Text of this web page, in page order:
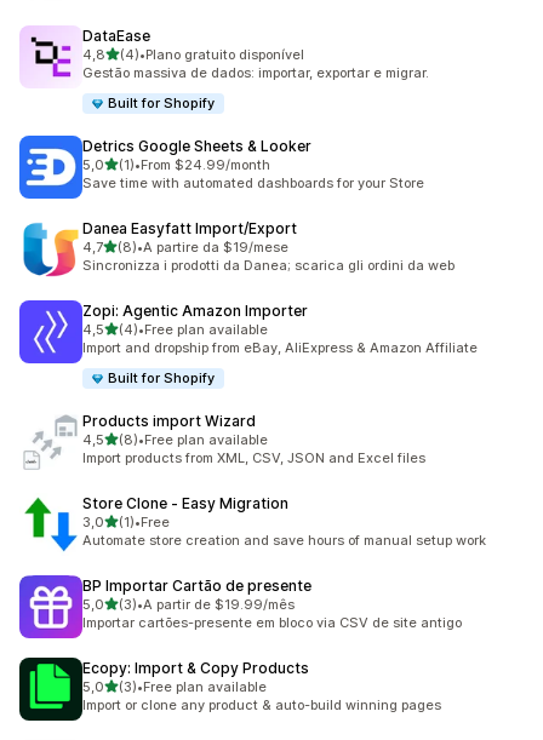
DataEase
4,8de 5 estrelas
(4)
4 total de avaliações
•Plano gratuito disponível
Gestão massiva de dados: importar, exportar e migrar.
Built for Shopify
Detrics Google Sheets & Looker
5,0de 5 estrelas
(1)
1 total de avaliações
•From $24.99/month
Save time with automated dashboards for your Store
Danea Easyfatt Import/Export
4,7de 5 estrelas
(8)
8 total de avaliações
•A partire da $19/mese
Sincronizza i prodotti da Danea; scarica gli ordini da web
Zopi: Agentic Amazon Importer
4,5de 5 estrelas
(4)
4 total de avaliações
•Free plan available
Import and dropship from eBay, AliExpress & Amazon Affiliate
Built for Shopify
Products import Wizard
4,5de 5 estrelas
(8)
8 total de avaliações
•Free plan available
Import products from XML, CSV, JSON and Excel files
Store Clone ‑ Easy Migration
3,0de 5 estrelas
(1)
1 total de avaliações
•Free
Automate store creation and save hours of manual setup work
BP Importar Cartão de presente
5,0de 5 estrelas
(3)
3 total de avaliações
•A partir de $19.99/mês
Importar cartões-presente em bloco via CSV de site antigo
Ecopy: Import & Copy Products
5,0de 5 estrelas
(3)
3 total de avaliações
•Free plan available
Import or clone any product & auto-build winning pages